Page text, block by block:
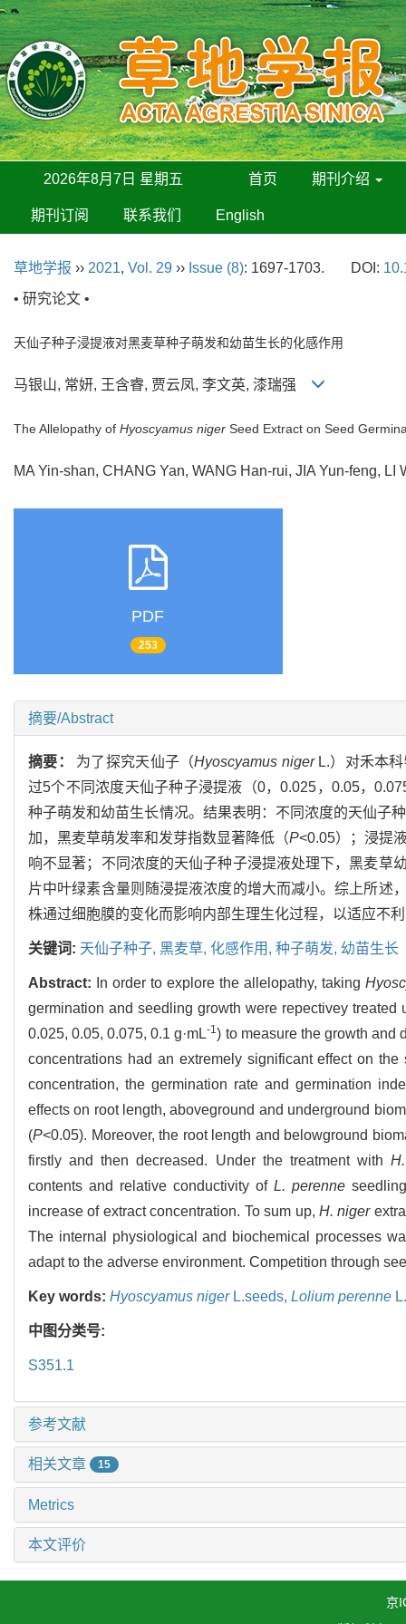
2026年8月7日 星期五 首页 期刊介绍
期刊订阅 联系我们 English
草地学报 ›› 2021, Vol. 29 ›› Issue (8): 1697-1703. DOI:
• 研究论文 •
天仙子种子浸提液对黑麦草种子萌发和幼苗生长的化感作用
马银山, 常妍, 王含睿, 贾云凤, 李文英, 漆瑞强
The Allelopathy of Hyoscyamus niger Seed Extract on Seed
MA Yin-shan, CHANG Yan, WANG Han-rui, JIA Yun-feng,
PDF
253
摘要/Abstract
摘要： 为了探究天仙子（Hyoscyamus nigerL.）对禾本科
过5个不同浓度天仙子种子浸提液（0，0.025，0.05，
种子萌发和幼苗生长情况。结果表明：不同浓度的天仙子
加，黑麦草萌发率和发芽指数显著降低（P<0.05）；浸提
响不显著；不同浓度的天仙子种子浸提液处理下，黑麦草
片中叶绿素含量则随浸提液浓度的增大而减小。综上所述
株通过细胞膜的变化而影响内部生理生化过程，以适应不
关键词: 天仙子种子, 黑麦草, 化感作用, 种子萌发, 幼苗生长
Abstract: In order to explore the allelopathy, taking
germination and seedling growth were repectivey
0.025, 0.05, 0.075, 0.1 g·mL-1) to measure the growth and
concentrations had an extremely significant effect on
concentration, the germination rate and germination
effects on root length, aboveground and underground
(P<0.05). Moreover, the root length and belowground
firstly and then decreased. Under the treatment with
contents and relative conductivity ofL. perenne
increase of extract concentration. To sum up, H. niger
The internal physiological and biochemical processes
adapt to the adverse environment. Competition through
Key words: Hyoscyamus nigerL.seeds, Lolium perenne
中图分类号:
S351.1
参考文献
相关文章 15
Metrics
本文评价
京